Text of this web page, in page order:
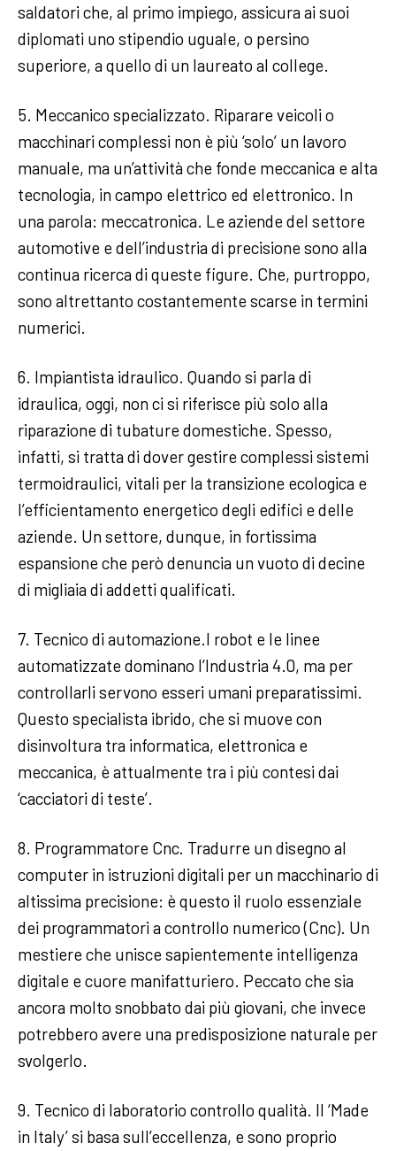
saldatori che, al primo impiego, assicura ai suoi
diplomati uno stipendio uguale, o persino
superiore, a quello di un laureato al college.
5. Meccanico specializzato. Riparare veicoli o
macchinari complessi non è più ‘solo’ un lavoro
manuale, ma un’attività che fonde meccanica e alta
tecnologia, in campo elettrico ed elettronico. In
una parola: meccatronica. Le aziende del settore
automotive e dell’industria di precisione sono alla
continua ricerca di queste figure. Che, purtroppo,
sono altrettanto costantemente scarse in termini
numerici.
6. Impiantista idraulico. Quando si parla di
idraulica, oggi, non ci si riferisce più solo alla
riparazione di tubature domestiche. Spesso,
infatti, si tratta di dover gestire complessi sistemi
termoidraulici, vitali per la transizione ecologica e
l’efficientamento energetico degli edifici e delle
aziende. Un settore, dunque, in fortissima
espansione che però denuncia un vuoto di decine
di migliaia di addetti qualificati.
7. Tecnico di automazione.I robot e le linee
automatizzate dominano l’Industria 4.0, ma per
controllarli servono esseri umani preparatissimi.
Questo specialista ibrido, che si muove con
disinvoltura tra informatica, elettronica e
meccanica, è attualmente tra i più contesi dai
‘cacciatori di teste’.
8. Programmatore Cnc. Tradurre un disegno al
computer in istruzioni digitali per un macchinario di
altissima precisione: è questo il ruolo essenziale
dei programmatori a controllo numerico (Cnc). Un
mestiere che unisce sapientemente intelligenza
digitale e cuore manifatturiero. Peccato che sia
ancora molto snobbato dai più giovani, che invece
potrebbero avere una predisposizione naturale per
svolgerlo.
9. Tecnico di laboratorio controllo qualità. Il ‘Made
in Italy’ si basa sull’eccellenza, e sono proprio